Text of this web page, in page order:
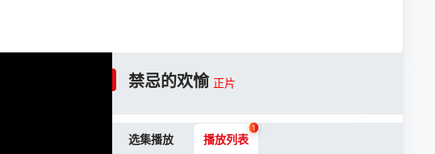
禁忌的欢愉 正片
选集播放 播放列表
1